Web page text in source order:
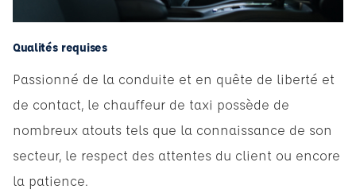
Qualités requises
Passionné de la conduite et en quête de liberté et
de contact, le chauffeur de taxi possède de
nombreux atouts tels que la connaissance de son
secteur, le respect des attentes du client ou encore
la patience.